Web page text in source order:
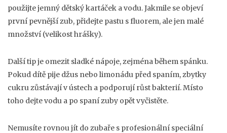
použijte jemný dětský kartáček a vodu. Jakmile se objeví
první pevnější zub, přidejte pastu s fluorem, ale jen malé
množství (velikost hrášky).
Další tip je omezit sladké nápoje, zejména během spánku.
Pokud dítě pije džus nebo limonádu před spaním, zbytky
cukru zůstávají v ústech a podporují růst bakterií. Místo
toho dejte vodu a po spaní zuby opět vyčistěte.
Nemusíte rovnou jít do zubaře s profesionální speciální